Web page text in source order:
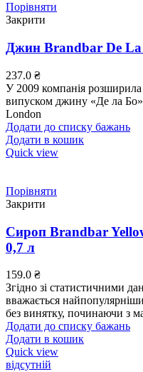
Порівняти
Закрити
Джин Brandbar De
237.0 ₴
У 2009 компанія розширила
випуском джину «Де ла Бо»
London
Додати до списку бажань
Додати в кошик
Quick view
Порівняти
Закрити
Сироп Brandbar
0,7 л
159.0 ₴
Згідно зі статистичними
вважається
без винятку, починаючи з
Додати до списку бажань
Додати в кошик
Quick view
відсутній